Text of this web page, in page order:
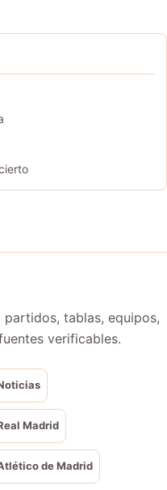
tablas, equipos,
verificables.
Madrid
de Madrid